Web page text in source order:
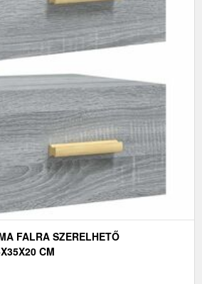
FALRA SZERELHETŐ
CM